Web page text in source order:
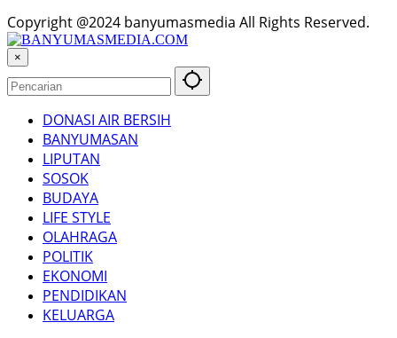
Copyright @2024 banyumasmedia All Rights Reserved.
×
DONASI AIR BERSIH
BANYUMASAN
LIPUTAN
SOSOK
BUDAYA
LIFE STYLE
OLAHRAGA
POLITIK
EKONOMI
PENDIDIKAN
KELUARGA